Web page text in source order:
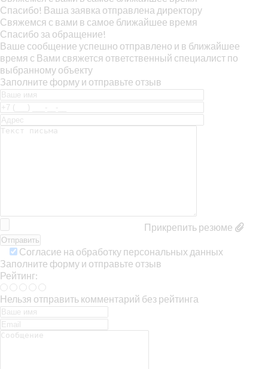
Спасибо! Ваша заявка отправлена директору
Свяжемся с вами в самое ближайшее время
Спасибо за обращение!
Ваше сообщение успешно отправлено и в ближайшее
время с Вами свяжется ответственный специалист по
выбранному объекту
Заполните форму и отправьте отзыв
Прикрепить резюме
Согласие на обработку персональных данных
Заполните форму и отправьте отзыв
Рейтинг:
Нельзя отправить комментарий без рейтинга